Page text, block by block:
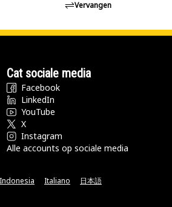
Vervangen
Cat sociale media
Facebook
LinkedIn
YouTube
X
Instagram
Alle accounts op sociale media
Italiano 日本語